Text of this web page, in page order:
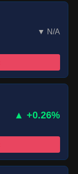
▼ N/A
▲ +0.26%